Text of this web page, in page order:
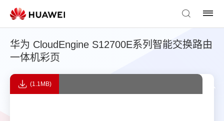
华为 CloudEngine S12700E系列智能交换路由
一体机彩页
(1.1MB)